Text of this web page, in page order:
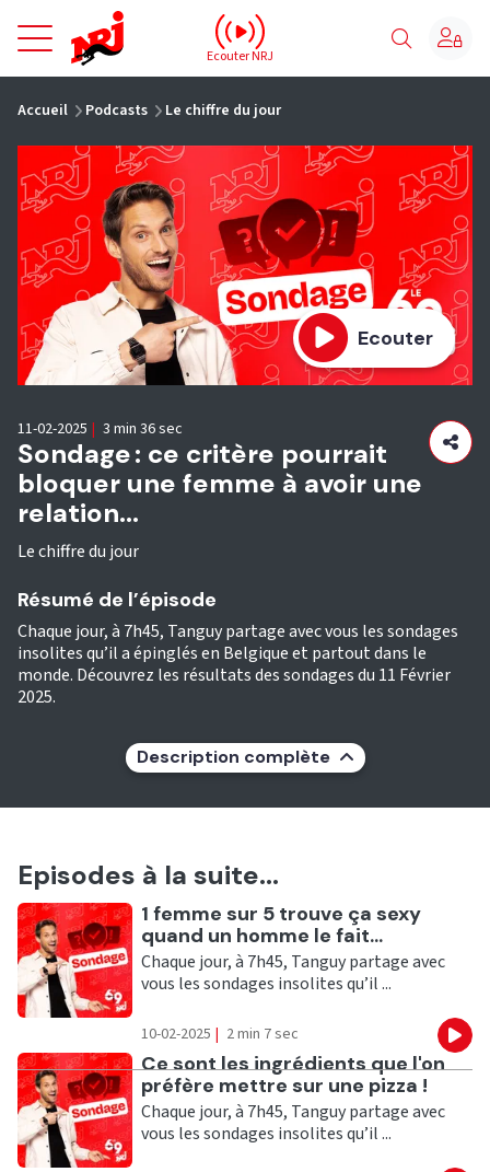
NRJ - Accueil
Ecouter NRJ
Accueil Podcasts Le chiffre du jour
Ecouter
Sondage : ce critère pourrait
bloquer une femme à avoir une
relation...
Le chiffre du jour
11-02-2025 | 3 min 36 sec
Résumé de l’épisode
Chaque jour, à 7h45, Tanguy partage avec vous les sondages
insolites qu’il a épinglés en Belgique et partout dans le
monde. Découvrez les résultats des sondages du 11 Février
2025.
Description complète
Episodes à la suite...
Ecouter
1 femme sur 5 trouve ça sexy
quand un homme le fait...
Chaque jour, à 7h45, Tanguy partage avec
vous les sondages insolites qu’il ...
10-02-2025 | 2 min 7 sec
Ecouter
Ce sont les ingrédients que l'on
préfère mettre sur une pizza !
Chaque jour, à 7h45, Tanguy partage avec
vous les sondages insolites qu’il ...